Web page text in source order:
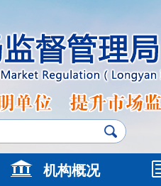
机构概况